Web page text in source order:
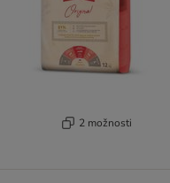
2 možnosti